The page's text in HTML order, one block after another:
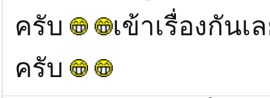
ครับ
เข้าเรื่องกัน
ครับ